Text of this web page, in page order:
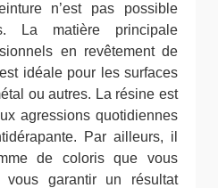
n’est pas possible
La matière principale
en revêtement de
idéale pour les surfaces
ou autres. La résine est
agressions quotidiennes
Par ailleurs, il
de coloris que vous
vous garantir un résultat